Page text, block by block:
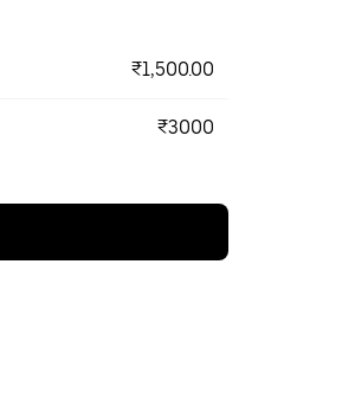
₹1,500.00
₹3000